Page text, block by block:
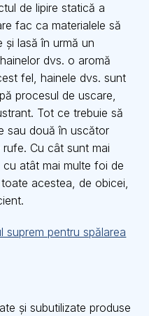
de lipire statică a
fac ca materialele să
și lasă în urmă un
dvs. o aromă
fel, hainele dvs. sunt
procesul de uscare,
Tot ce trebuie să
sau două în uscător
Cu cât sunt mai
atât mai multe foi de
acestea, de obicei,
suprem pentru spălarea
și subutilizate produse